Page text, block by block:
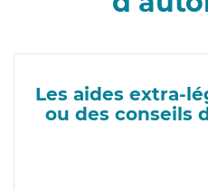
Les aides extra-
ou des conseils